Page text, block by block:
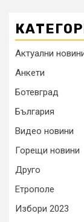
Актуални
Анкети
Ботевград
България
Видео новини
Горещи новини
Друго
Етрополе
Избори 2023